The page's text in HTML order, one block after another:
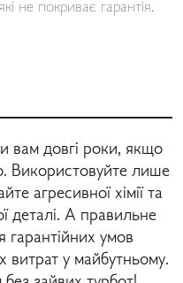
не покриває гарантія.
вам довгі роки, якщо
Використовуйте лише
агресивної хімії та
деталі. А правильне
гарантійних умов
витрат у майбутньому.